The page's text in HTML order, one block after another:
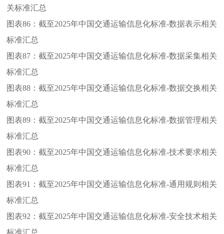
关标准汇总
图表86：截至2025年中国交通运输信息化标准-数据表示相关
标准汇总
图表87：截至2025年中国交通运输信息化标准-数据采集相关
标准汇总
图表88：截至2025年中国交通运输信息化标准-数据交换相关
标准汇总
图表89：截至2025年中国交通运输信息化标准-数据管理相关
标准汇总
图表90：截至2025年中国交通运输信息化标准-技术要求相关
标准汇总
图表91：截至2025年中国交通运输信息化标准-通用规则相关
标准汇总
图表92：截至2025年中国交通运输信息化标准-安全技术相关
标准汇总